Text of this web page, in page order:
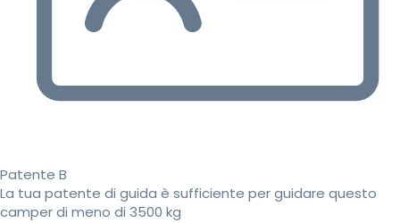
Patente B
La tua patente di guida è sufficiente per guidare questo
camper di meno di 3500 kg